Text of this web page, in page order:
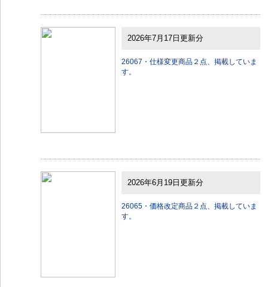
2026年7月17日更新分
26067・仕様変更商品２点、掲載していま
す。
2026年6月19日更新分
26065・価格改定商品２点、掲載していま
す。